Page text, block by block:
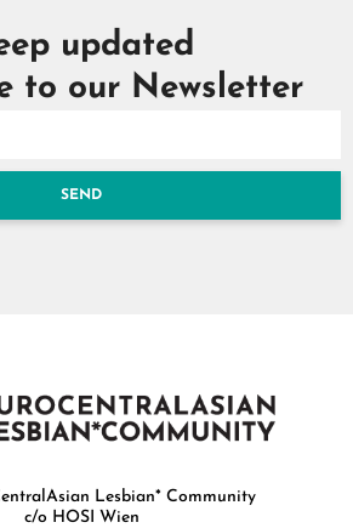
updated
to our Newsletter
SEND
Lesbian* Community
c/o HOSI Wien